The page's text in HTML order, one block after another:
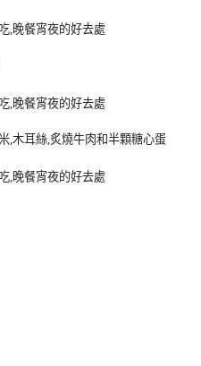
,木耳絲,炙燒牛肉和半顆糖心蛋